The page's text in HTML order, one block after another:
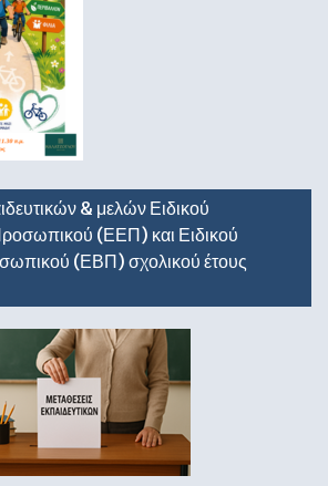
& μελών Ειδικού
(ΕΕΠ) και Ειδικού
(ΕΒΠ) σχολικού έτους